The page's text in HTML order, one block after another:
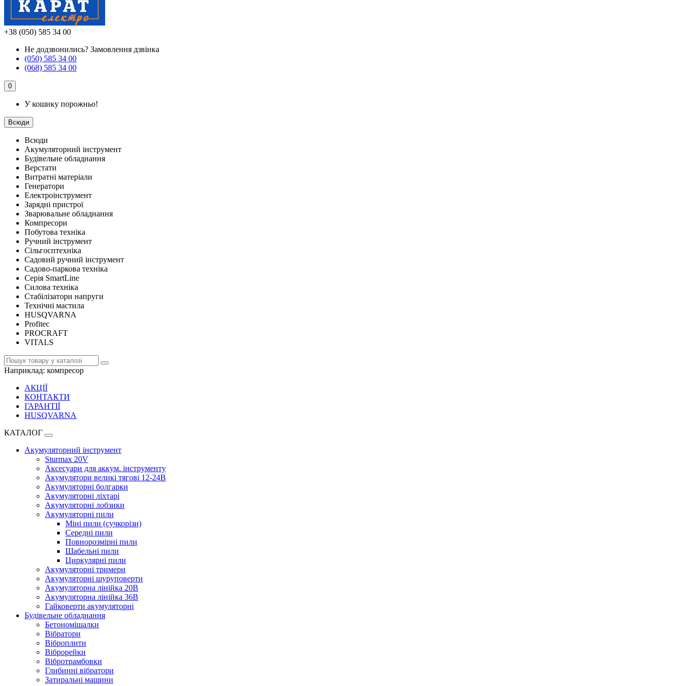
+38 (050) 585 34 00
Не додзвонились? Замовлення дзвінка
(050) 585 34 00
(068) 585 34 00
0
У кошику порожньо!
Всюди
Всюди
Акумуляторний інструмент
Будівельне обладнання
Верстати
Витратні матеріали
Генератори
Електроінструмент
Зарядні пристрої
Зварювальне обладнання
Компресори
Побутова техніка
Ручний інструмент
Сільгосптехніка
Садовий ручний інструмент
Садово-паркова техніка
Серія SmartLine
Силова техніка
Стабілізатори напруги
Технічні мастила
HUSQVARNA
Profitec
PROCRAFT
VITALS
Наприклад: компресор
АКЦІЇ
КОНТАКТИ
ГАРАНТІЇ
HUSQVARNA
КАТАЛОГ
Акумуляторний інструмент
Sturmax 20V
Аксесуари для аккум. інструменту
Акумулятори великі тягові 12-24В
Акумуляторні болгарки
Акумуляторні ліхтарі
Акумуляторні лобзики
Акумуляторні пили
Міні пили (сучкорізи)
Середні пили
Повнорозмірні пили
Шабельні пили
Циркулярні пили
Акумуляторні тримери
Акумуляторні шуруповерти
Акумуляторна лінійка 20В
Акумуляторна лінійка 36В
Гайковерти акумуляторні
Будівельне обладнання
Бетономішалки
Вібратори
Віброплити
Віброрейки
Вібротрамбовки
Глибинні вібратори
Затиральні машини